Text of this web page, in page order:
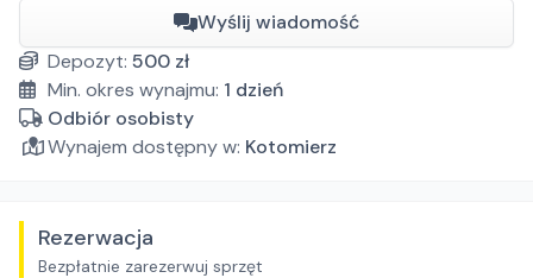
Wyślij wiadomość
Depozyt: 500 zł
Min. okres wynajmu: 1 dzień
Odbiór osobisty
Wynajem dostępny w: Kotomierz
Rezerwacja
Bezpłatnie zarezerwuj sprzęt